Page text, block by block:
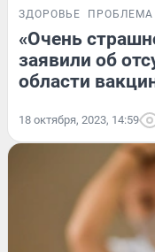
ЗДОРОВЬЕ ПРОБЛЕМА
«Очень
заявили об
области
18 октября, 2023, 14:59